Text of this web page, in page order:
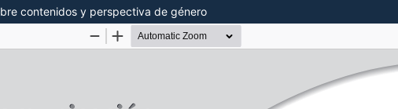
contenidos y perspectiva de género